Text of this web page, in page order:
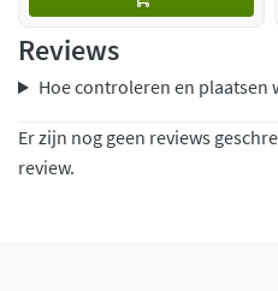
Reviews
Hoe controleren en plaatsen
Er zijn nog geen reviews
review.